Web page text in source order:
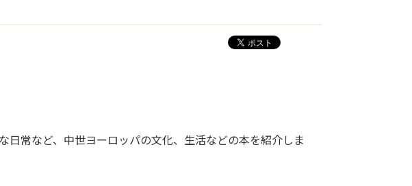
常など、中世ヨーロッパの文化、生活などの本を紹介しま